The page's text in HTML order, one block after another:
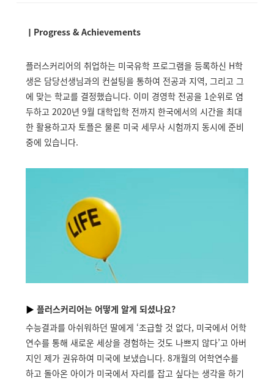
ㅣProgress & Achievements
플러스커리어의 취업하는 미국유학 프로그램을 등록하신 H학
생은 담당선생님과의 컨설팅을 통하여 전공과 지역, 그리고 그
에 맞는 학교를 결정했습니다. 이미 경영학 전공을 1순위로 염
두하고 2020년 9월 대학입학 전까지 한국에서의 시간을 최대
한 활용하고자 토플은 물론 미국 세무사 시험까지 동시에 준비
중에 있습니다.
▶ 플러스커리어는 어떻게 알게 되셨나요?
수능결과를 아쉬워하던 딸에게 ‘조급할 것 없다, 미국에서 어학
연수를 통해 새로운 세상을 경험하는 것도 나쁘지 않다’고 아버
지인 제가 권유하여 미국에 보냈습니다. 8개월의 어학연수를
하고 돌아온 아이가 미국에서 자리를 잡고 싶다는 생각을 하기